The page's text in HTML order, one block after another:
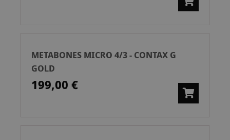
METABONES MICRO 4/3 - CONTAX G
GOLD
199,00 €